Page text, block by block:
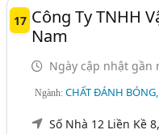
17 Công Ty TNHH
Nam
Ngày cập nhật gần
Ngành:CHẤT ĐÁNH
Số Nhà 12 Liền Kề